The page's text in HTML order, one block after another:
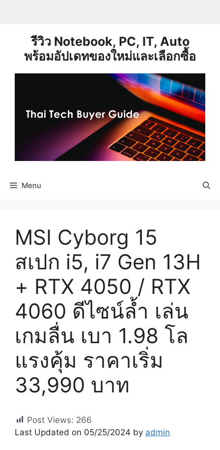
รีวิว Notebook, PC, IT, Auto
พร้อมอัปเดทของใหม่และเลือกซื้อ
Menu
MSI Cyborg 15
สเปก i5, i7 Gen 13H
+ RTX 4050 / RTX
4060 ดีไซน์ล้ำ เล่น
เกมลื่น เบา 1.98 โล
แรงคุ้ม ราคาเริ่ม
33,990 บาท
Post Views: 266
Last Updated on 05/25/2024 by admin